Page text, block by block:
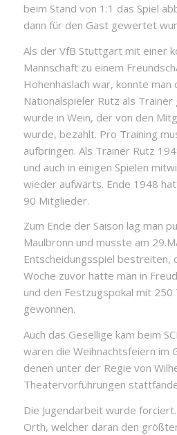
beim Stand von 1:1 das Spiel
dann für den Gast gewertet
Als der VfB Stuttgart mit einer
Mannschaft zu einem
Hohenhaslach war, konnte man
Nationalspieler Rutz als
wurde in Wein, der von den
wurde, bezahlt. Pro Training
aufbringen. Als Trainer Rutz
und auch in einigen Spielen
wieder aufwärts. Ende 1948
90 Mitglieder.
Zum Ende der Saison lag man
Maulbronn und musste am
Entscheidungsspiel bestreiten,
Woche zuvor hatte man in
und den Festzugspokal mit 250
gewonnen.
Auch das Gesellige kam beim
waren die Weihnachtsfeiern im
denen unter der Regie von
Theatervorführungen
Die Jugendarbeit wurde
Orth, welcher daran den